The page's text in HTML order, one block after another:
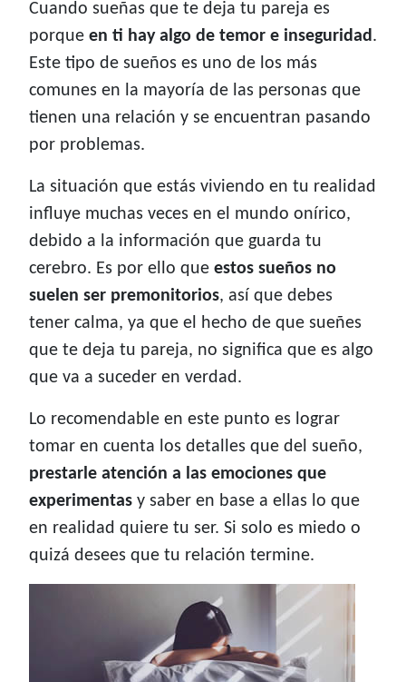
Cuando sueñas que te deja tu pareja es
porque en ti hay algo de temor e inseguridad.
Este tipo de sueños es uno de los más
comunes en la mayoría de las personas que
tienen una relación y se encuentran pasando
por problemas.
La situación que estás viviendo en tu realidad
influye muchas veces en el mundo onírico,
debido a la información que guarda tu
cerebro. Es por ello que estos sueños no
suelen ser premonitorios, así que debes
tener calma, ya que el hecho de que sueñes
que te deja tu pareja, no significa que es algo
que va a suceder en verdad.
Lo recomendable en este punto es lograr
tomar en cuenta los detalles que del sueño,
prestarle atención a las emociones que
experimentas y saber en base a ellas lo que
en realidad quiere tu ser. Si solo es miedo o
quizá desees que tu relación termine.